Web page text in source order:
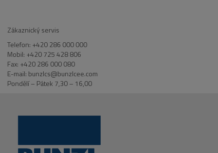
Zákaznický servis
Telefon: +420 286 000 000
Mobil: +420 725 428 806
Fax: +420 286 000 080
E-mail: bunzlcs@bunzlcee.com
Pondělí – Pátek 7,30 – 16,00